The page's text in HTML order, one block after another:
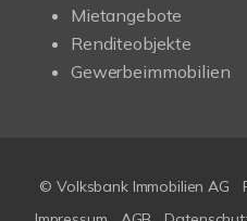
Mietangebote
Renditeobjekte
Gewerbeimmobilien
© Volksbank Immobilien AG